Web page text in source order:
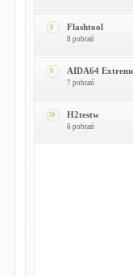
8 Flashtool
8 pobrań
9 AIDA64
7 pobrań
10 H2testw
6 pobrań